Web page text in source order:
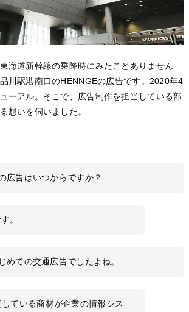
海道新幹線の乗降時にみたことありません
川駅港南口のHENNGEの広告です。2020年4
ーアル。そこで、広告制作を担当している部
想いを伺いました。
広告はいつからですか？
。
めての交通広告でしたよね。
ている商材が企業の情報シス